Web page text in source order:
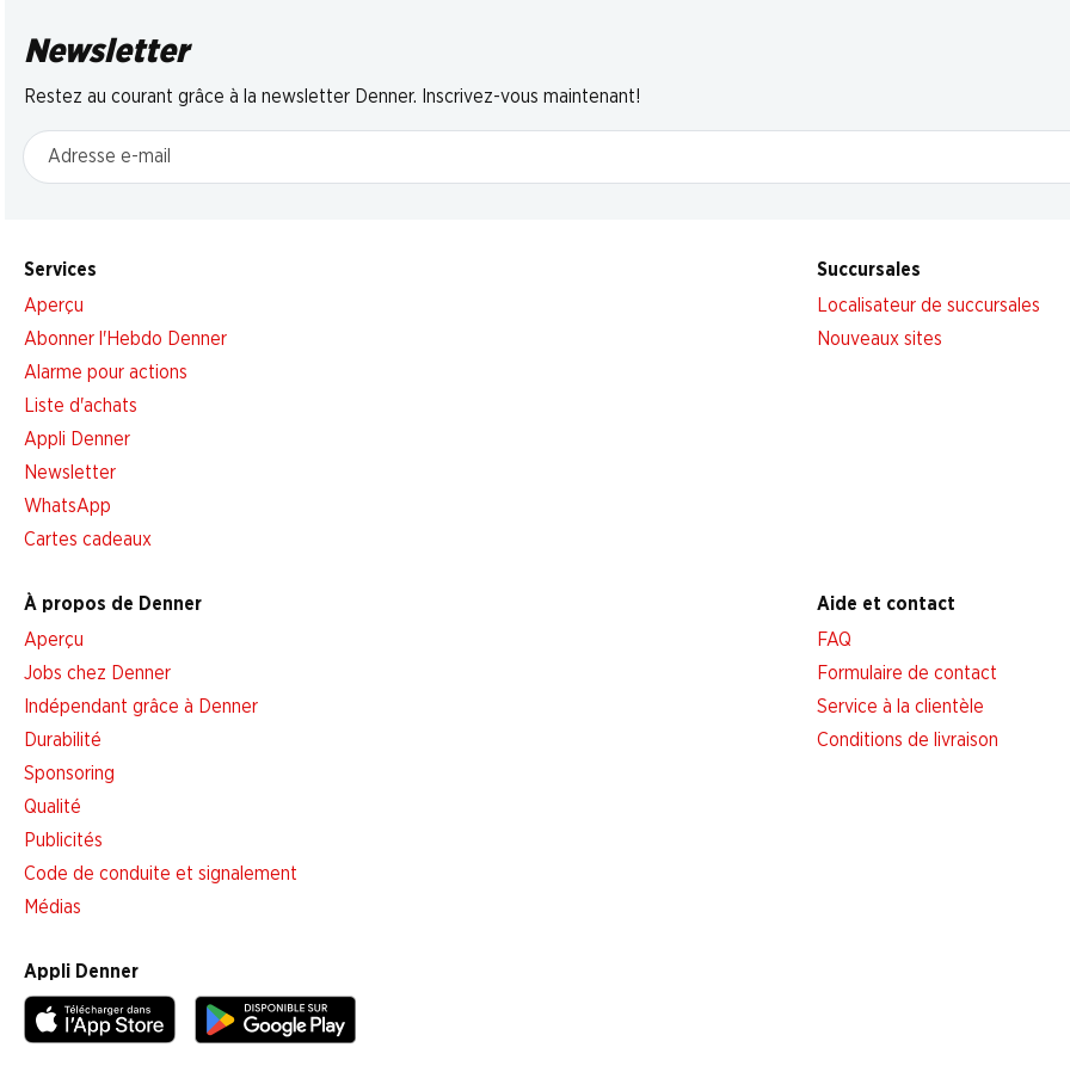
Newsletter
Restez au courant grâce à la newsletter Denner. Inscrivez-vous maintenant!
Adresse e-mail
Services
Aperçu
Abonner l'Hebdo Denner
Alarme pour actions
Liste d'achats
Appli Denner
Newsletter
WhatsApp
Cartes cadeaux
Succursales
Localisateur de succursales
Nouveaux sites
À propos de Denner
Aperçu
Jobs chez Denner
Indépendant grâce à Denner
Durabilité
Sponsoring
Qualité
Publicités
Code de conduite et signalement
Médias
Aide et contact
FAQ
Formulaire de contact
Service à la clientèle
Conditions de livraison
Appli Denner